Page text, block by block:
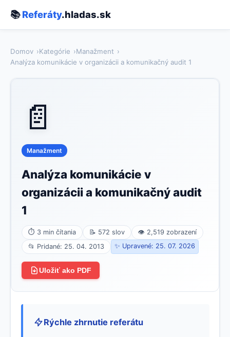
📚Referáty.hladas.sk
Domov Kategórie
Manažment
Analýza komunikácie v organizácii a komunikačný audit 1
📄
Manažment
Analýza komunikácie v
organizácii a komunikačný audit
1
⏱ 3 min čítania 📝 572 slov
👁 2,519 zobrazení
📂 Pridané: 25. 04. 2013
✨ Upravené: 25. 07. 2026
Uložiť ako PDF
Rýchle zhrnutie referátu